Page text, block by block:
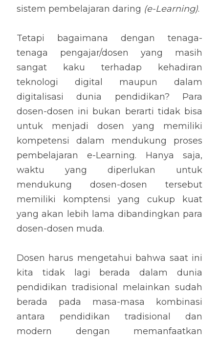
sistem pembelajaran daring (e-Learning).
Tetapi bagaimana dengan tenaga-
tenaga pengajar/dosen yang masih
sangat kaku terhadap kehadiran
teknologi digital maupun dalam
digitalisasi dunia pendidikan? Para
dosen-dosen ini bukan berarti tidak bisa
untuk menjadi dosen yang memiliki
kompetensi dalam mendukung proses
pembelajaran e-Learning. Hanya saja,
waktu yang diperlukan untuk
mendukung dosen-dosen tersebut
memiliki komptensi yang cukup kuat
yang akan lebih lama dibandingkan para
dosen-dosen muda.
Dosen harus mengetahui bahwa saat ini
kita tidak lagi berada dalam dunia
pendidikan tradisional melainkan sudah
berada pada masa-masa kombinasi
antara pendidikan tradisional dan
modern dengan memanfaatkan